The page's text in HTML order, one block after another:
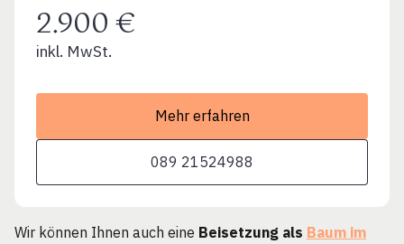
2.900 €
inkl. MwSt.
Mehr erfahren
089 21524988
Wir können Ihnen auch eine Beisetzung als Baum im